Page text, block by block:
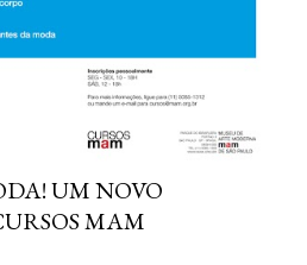
sua experiência mais
UM NOVO
MAM